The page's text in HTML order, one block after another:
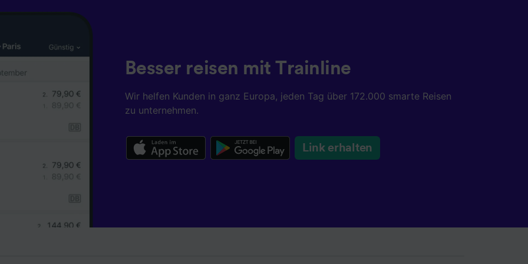
Besser reisen mit Trainline
Wir helfen Kunden in ganz Europa, jeden Tag über 172.000 smarte Reisen
zu unternehmen.
Link erhalten
und Verbesserung von Angeboten.